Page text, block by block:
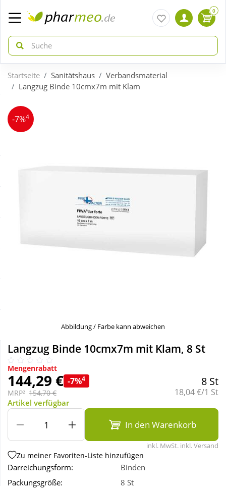
zurück
ÜBERSICHT AKTIONEN
Gratis dazu
Täglich gut versorgt
zurück
ÜBERSICHT KATEGORIEN
Bio & Genuss
Nahrungsergänzung
Natur & Homöopathie
Sanitätshaus
Wellness
0
Startseite Sanitätshaus
Verbandsmaterial
Langzug Binde 10cmx7m mit Klam
-7%4
Abbildung / Farbe kann abweichen
Langzug Binde 10cmx7m mit Klam, 8 St
Mengenrabatt
144,29 € -7%4
MRP² 154,70 €
8 St
Grundpreis:
18,04 €/1 St
Artikel verfügbar
In den Warenkorb
inkl. MwSt. inkl. Versand
Zu meiner Favoriten-Liste hinzufügen
Darreichungsform:
Binden
Packungsgröße:
8 St